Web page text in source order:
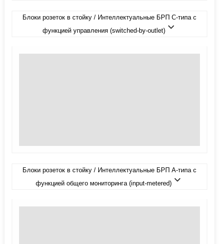
Блоки розеток в стойку / Интеллектуальные БРП C-типа с
функцией управления (switched-by-outlet)
Блоки розеток в стойку / Интеллектуальные БРП А-типа с
функцией общего мониторинга (input-metered)